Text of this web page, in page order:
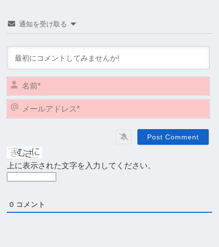
通知を受け取る
名
*
上に表示された文字を入力してください。
0 コメント